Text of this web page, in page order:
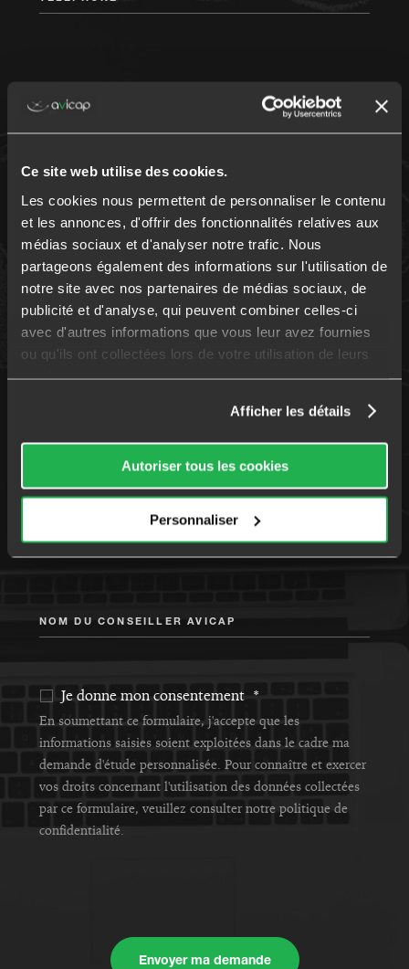
Ce site web utilise des cookies.
Les cookies nous permettent de personnaliser le contenu
et les annonces, d'offrir des fonctionnalités relatives aux
médias sociaux et d'analyser notre trafic. Nous
partageons également des informations sur l'utilisation de
notre site avec nos partenaires de médias sociaux, de
publicité et d'analyse, qui peuvent combiner celles-ci
avec d'autres informations que vous leur avez fournies
ou qu'ils ont collectées lors de votre utilisation de leurs
services.
Afficher les détails
Autoriser tous les cookies
Personnaliser
EMAIL *
CODE POSTAL *
VOTRE PROFESSION
NOM DU CONSEILLER AVICAP
Je donne mon consentement *
En soumettant ce formulaire, j'accepte que les
informations saisies soient exploitées dans le cadre ma
demande d'étude personnalisée. Pour connaître et exercer
vos droits concernant l'utilisation des données collectées
par ce formulaire, veuillez consulter notre politique de
confidentialité.
Envoyer ma demande